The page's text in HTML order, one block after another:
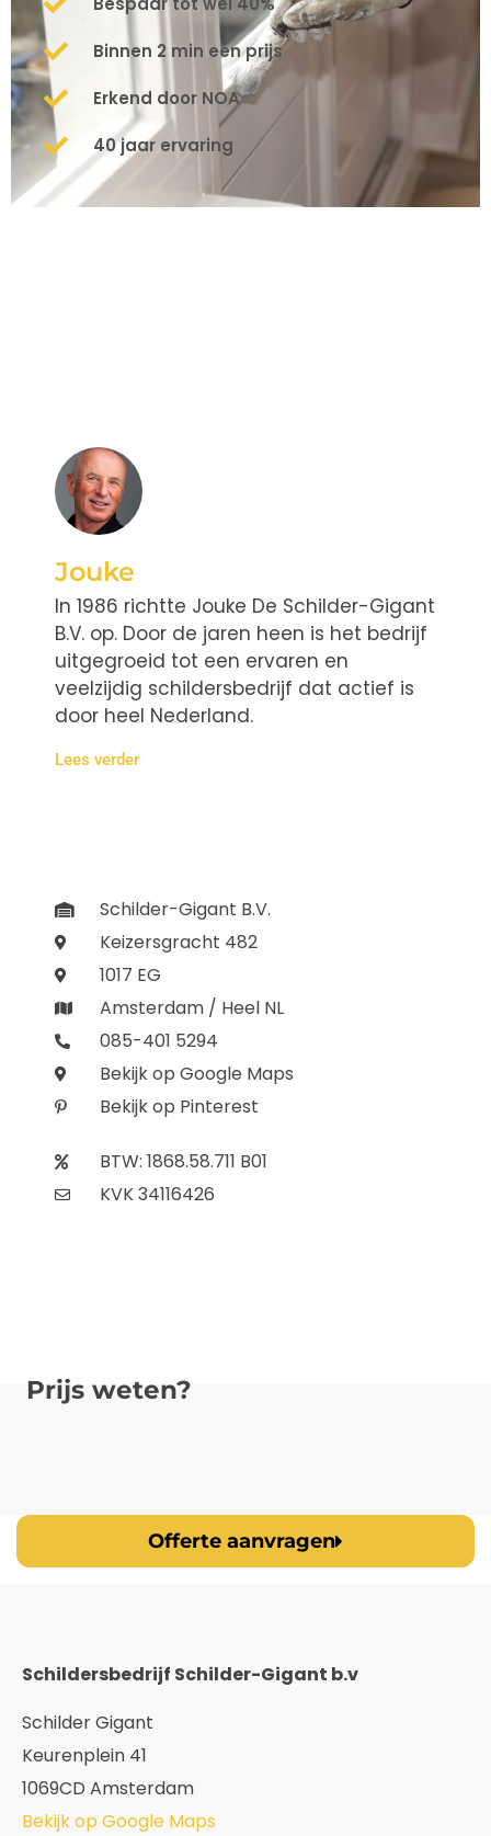
Binnen 2 min een prijs
Erkend door NOA
40 jaar ervaring
Jouke
In 1986 richtte Jouke De Schilder-Gigant
B.V. op. Door de jaren heen is het bedrijf
uitgegroeid tot een ervaren en
veelzijdig schildersbedrijf dat actief is
door heel Nederland.
Lees verder
Schilder-Gigant B.V.
Keizersgracht 482
1017 EG
Amsterdam / Heel NL
085-401 5294
Bekijk op Google Maps
Bekijk op Pinterest
BTW: 1868.58.711 B01
KVK 34116426
Prijs weten?
Offerte aanvragen
Schildersbedrijf Schilder-Gigant b.v
Schilder Gigant
Keurenplein 41
1069CD Amsterdam
Bekijk op Google Maps